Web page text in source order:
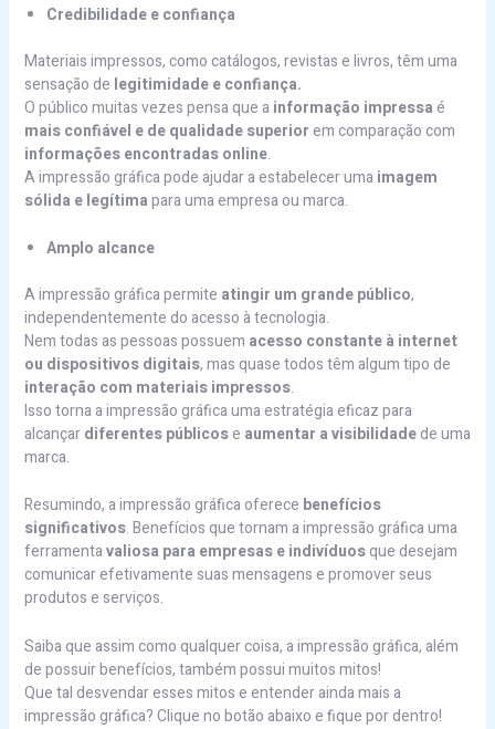
Credibilidade e confiança
Materiais impressos, como catálogos, revistas e livros, têm uma
sensação de legitimidade e confiança.
O público muitas vezes pensa que a informação impressaé
mais confiável e de qualidade superiorem comparação com
informações encontradas online.
A impressão gráfica pode ajudar a estabelecer uma imagem
sólida e legítimapara uma empresa ou marca.
Amplo alcance
A impressão gráfica permite atingir um grande público,
independentemente do acesso à tecnologia.
Nem todas as pessoas possuem acesso constante à internet
ou dispositivos digitais, mas quase todos têm algum tipo de
interação com materiais impressos.
Isso torna a impressão gráfica uma estratégia eficaz para
alcançardiferentes públicose aumentar a visibilidadede uma
marca.
Resumindo, a impressão gráfica oferece benefícios
significativos. Benefícios que tornam a impressão gráfica uma
ferramentavaliosa para empresas e indivíduosque desejam
comunicar efetivamente suas mensagens e promover seus
produtos e serviços.
Saiba que assim como qualquer coisa, a impressão gráfica, além
de possuir benefícios, também possui muitos mitos!
Que tal desvendar esses mitos e entender ainda mais a
impressão gráfica? Clique no botão abaixo e fique por dentro!